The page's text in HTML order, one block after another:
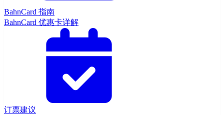
BahnCard 指南
BahnCard 优惠卡详解
订票建议